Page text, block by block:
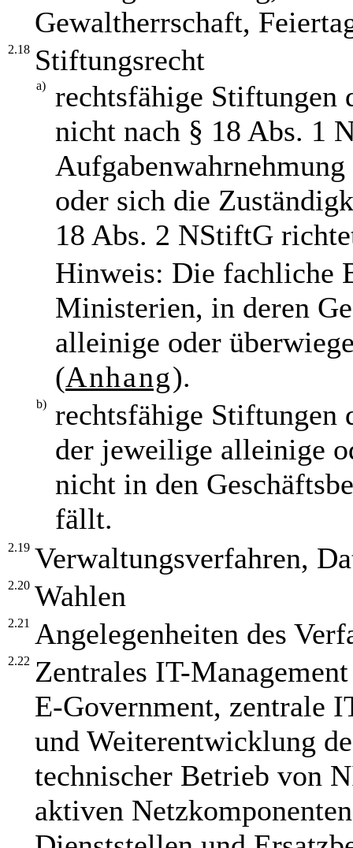
Gewaltherrschaft,
2.18 Stiftungsrecht
a)
rechtsfähige Stiftungen
nicht nach § 18 Abs. 1
oder sich die
18 Abs. 2 NStiftG
Hinweis: Die fachliche
Ministerien, in deren
alleinige oder
(Anhang).
b)
rechtsfähige Stiftungen
der jeweilige alleinige
nicht in den
fällt.
2.19 Verwaltungsverfahren,
2.20 Wahlen
2.21 Angelegenheiten des
2.22 Zentrales IT-
E-Government, zentrale
und Weiterentwicklung
technischer Betrieb von
aktiven